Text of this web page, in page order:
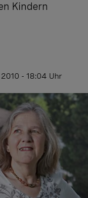
Kindern
- 18:04 Uhr